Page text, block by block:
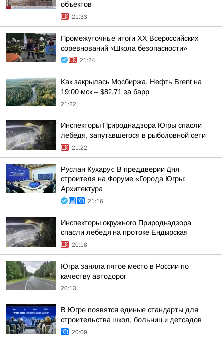
объектов
21:33
Промежуточные итоги XX Всероссийских
соревнований «Школа безопасности»
21:24
Как закрылась Мосбиржа. Нефть Brent на
19:00 мск – $82,71 за барр
21:22
Инспекторы Природнадзора Югры спасли
лебедя, запутавшегося в рыболовной сети
21:22
Руслан Кухарук: В преддверии Дня
строителя на Форуме «Города Югры:
Архитектура
21:16
Инспекторы окружного Природнадзора
спасли лебедя на протоке Ендырская
20:18
Югра заняла пятое место в России по
качеству автодорог
20:13
В Югре появятся единые стандарты для
строительства школ, больниц и детсадов
20:09